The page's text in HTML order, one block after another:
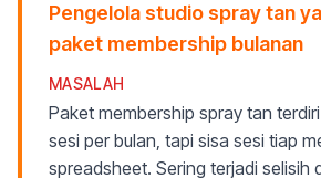
Pengelola studio spray tan
paket membership bulanan
MASALAH
Paket membership spray tan
sesi per bulan, tapi sisa sesi tiap
spreadsheet. Sering terjadi selisih